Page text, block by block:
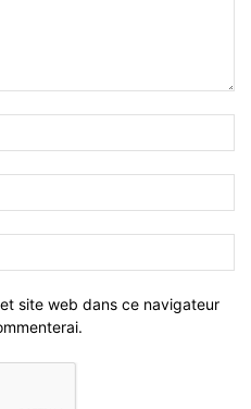
site web dans ce navigateur